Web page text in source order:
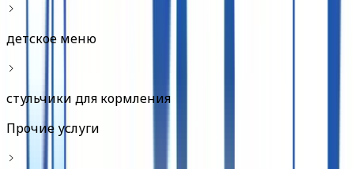
детское меню
стульчики для кормления
Прочие услуги